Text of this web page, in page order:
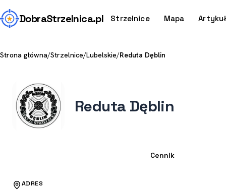
DobraStrzelnica.pl Strzelnice Mapa
Strona główna/Strzelnice/Lubelskie/Reduta Dęblin
Reduta Dęblin
Cennik
ADRES